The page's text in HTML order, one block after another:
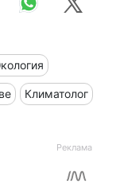
Климатолог